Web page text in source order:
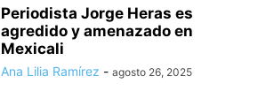
Periodista Jorge Heras es
agredido y amenazado en
Mexicali
Ana Lilia Ramírez - agosto 26, 2025